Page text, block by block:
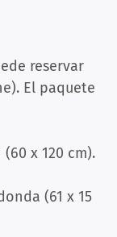
reservar
El paquete
x 120 cm).
(61 x 15